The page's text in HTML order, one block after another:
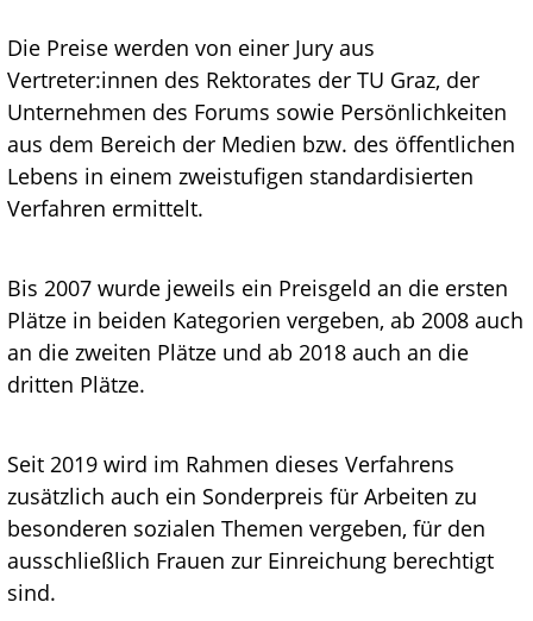
Die Preise werden von einer Jury aus
Vertreter:innen des Rektorates der TU Graz, der
Unternehmen des Forums sowie Persönlichkeiten
aus dem Bereich der Medien bzw. des öffentlichen
Lebens in einem zweistufigen standardisierten
Verfahren ermittelt.
Bis 2007 wurde jeweils ein Preisgeld an die ersten
Plätze in beiden Kategorien vergeben, ab 2008 auch
an die zweiten Plätze und ab 2018 auch an die
dritten Plätze.
Seit 2019 wird im Rahmen dieses Verfahrens
zusätzlich auch ein Sonderpreis für Arbeiten zu
besonderen sozialen Themen vergeben, für den
ausschließlich Frauen zur Einreichung berechtigt
sind.